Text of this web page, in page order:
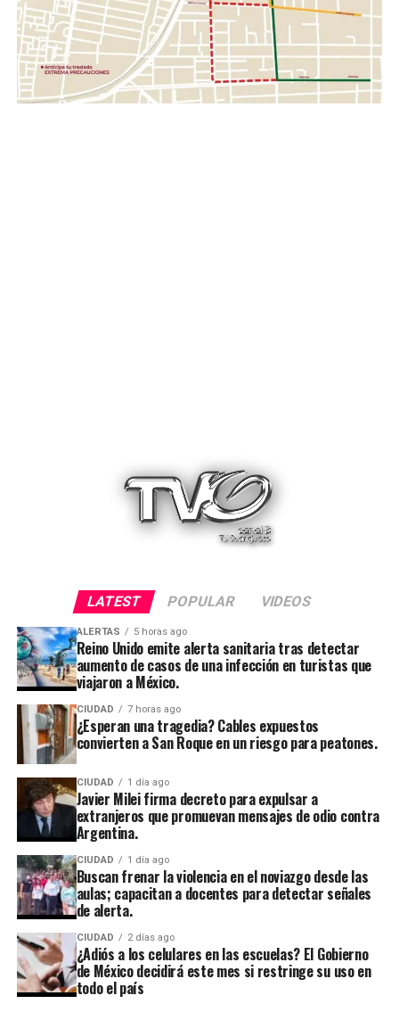
LATEST POPULAR VIDEOS
ALERTAS 5 horas ago
Reino Unido emite alerta sanitaria tras detectar
aumento de casos de una infección en turistas que
viajaron a México.
CIUDAD 7 horas ago
¿Esperan una tragedia? Cables expuestos
convierten a San Roque en un riesgo para peatones.
CIUDAD 1 día ago
Javier Milei firma decreto para expulsar a
extranjeros que promuevan mensajes de odio contra
Argentina.
CIUDAD 1 día ago
Buscan frenar la violencia en el noviazgo desde las
aulas; capacitan a docentes para detectar señales
de alerta.
CIUDAD 2 días ago
¿Adiós a los celulares en las escuelas? El Gobierno
de México decidirá este mes si restringe su uso en
todo el país